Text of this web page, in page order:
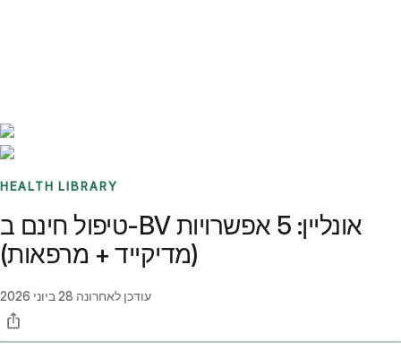
HEALTH LIBRARY
טיפול חינם ב-BV אונליין: 5 אפשרויות
(מדיקייד + מרפאות)
עודכן לאחרונה 28 ביוני 2026